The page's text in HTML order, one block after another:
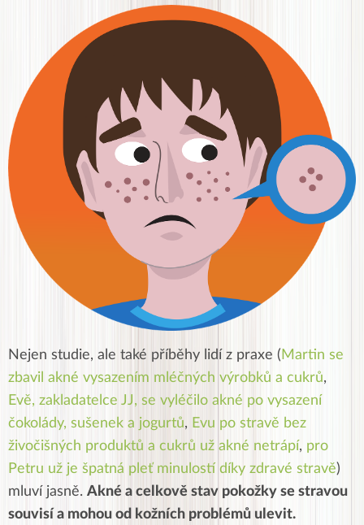
Nejen studie, ale také příběhy lidí z praxe ( Martin se
zbavil akné vysazením mléčných výrobků a cukrů,
Evě, zakladatelce JJ, se vyléčilo akné po vysazení
čokolády, sušenek a jogurtů, Evu po stravě bez
živočišných produktů a cukrů už akné netrápí, pro
Petru už je špatná pleť minulostí díky zdravé stravě)
mluví jasně. Akné a celkově stav pokožky se stravou
souvisí a mohou od kožních problémů ulevit.